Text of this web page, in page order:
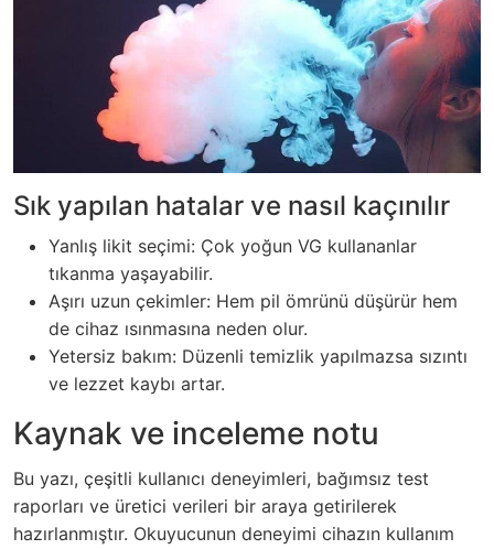
Sık yapılan hatalar ve nasıl kaçınılır
Yanlış likit seçimi: Çok yoğun VG kullananlar
tıkanma yaşayabilir.
Aşırı uzun çekimler: Hem pil ömrünü düşürür hem
de cihaz ısınmasına neden olur.
Yetersiz bakım: Düzenli temizlik yapılmazsa sızıntı
ve lezzet kaybı artar.
Kaynak ve inceleme notu
Bu yazı, çeşitli kullanıcı deneyimleri, bağımsız test
raporları ve üretici verileri bir araya getirilerek
hazırlanmıştır. Okuyucunun deneyimi cihazın kullanım